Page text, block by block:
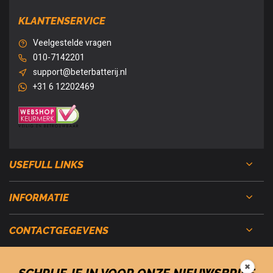
KLANTENSERVICE
Veelgestelde vragen
010-7142201
support@beterbatterij.nl
+31 6 12202469
USEFULL LINKS
INFORMATIE
CONTACTGEGEVENS
✖